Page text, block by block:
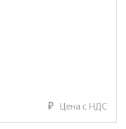
₽ Цена с НДС